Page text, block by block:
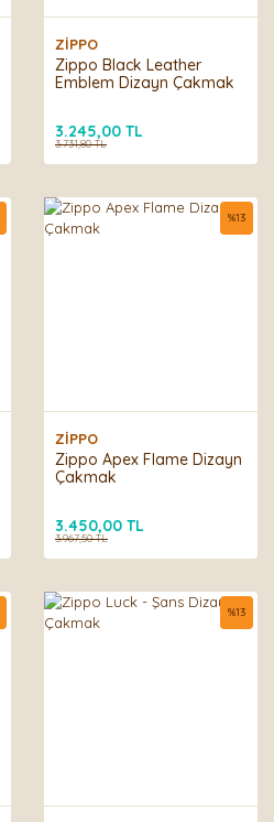
ZİPPO
Zippo Black Leather
Emblem Dizayn Çakmak
3.245,00 TL
3.731,80 TL
ZİPPO
Zippo Apex Flame Dizayn
Çakmak
%13
3.450,00 TL
3.967,50 TL
%13